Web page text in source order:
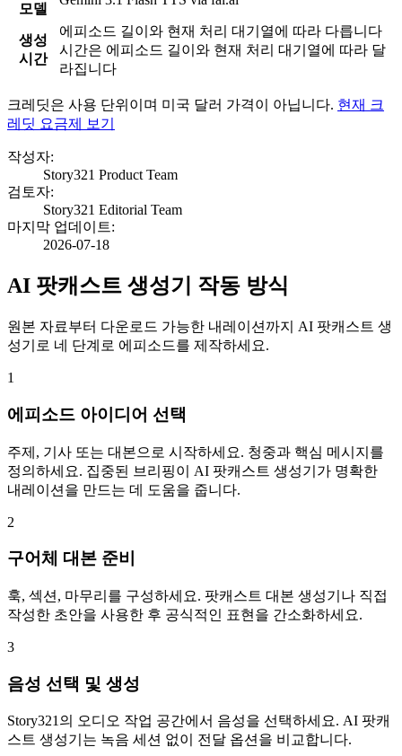
모델
생성
시간
에피소드 길이와 현재 처리 대기열에 따라 다릅니다
시간은 에피소드 길이와 현재 처리 대기열에 따라 달
라집니다
크레딧은 사용 단위이며 미국 달러 가격이 아닙니다. 현재 크
레딧 요금제 보기
작성자:
Story321 Product Team
검토자:
Story321 Editorial Team
마지막 업데이트:
2026-07-18
AI 팟캐스트 생성기 작동 방식
원본 자료부터 다운로드 가능한 내레이션까지 AI 팟캐스트 생
성기로 네 단계로 에피소드를 제작하세요.
1
에피소드 아이디어 선택
주제, 기사 또는 대본으로 시작하세요. 청중과 핵심 메시지를
정의하세요. 집중된 브리핑이 AI 팟캐스트 생성기가 명확한
내레이션을 만드는 데 도움을 줍니다.
2
구어체 대본 준비
훅, 섹션, 마무리를 구성하세요. 팟캐스트 대본 생성기나 직접
작성한 초안을 사용한 후 공식적인 표현을 간소화하세요.
3
음성 선택 및 생성
Story321의 오디오 작업 공간에서 음성을 선택하세요. AI 팟캐
스트 생성기는 녹음 세션 없이 전달 옵션을 비교합니다.